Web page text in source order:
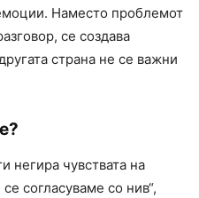
Наместо проблемот
се создава
страна не се важни
негира чувствата на
согласуваме со нив“,